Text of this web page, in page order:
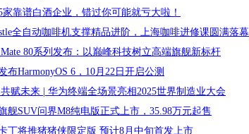
靠谱白酒企业，错过你可能就亏大啦！
全自动咖啡机支撑精品进阶，上海咖啡进修课圆满落幕
80系列发布：以巅峰科技树立高端旗舰新标杆
布HarmonyOS 6，10月22日开启公测
赋未来 | 华为终端全场景亮相2025世界制造业大会
舰SUV问界M8纯电版正式上市，35.98万元起售
丁将推猪猪侠限定版 预计8月中旬首发上市